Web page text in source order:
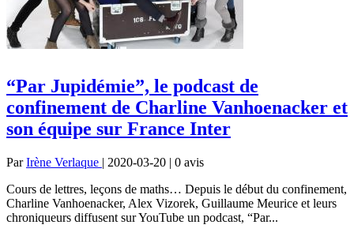
“Par Jupidémie”, le podcast de
confinement de Charline Vanhoenacker et
son équipe sur France Inter
ParIrène Verlaque | 2020-03-20 | 0 avis
Cours de lettres, leçons de maths… Depuis le début du confinement,
Charline Vanhoenacker, Alex Vizorek, Guillaume Meurice et leurs
chroniqueurs diffusent sur YouTube un podcast, “Par...